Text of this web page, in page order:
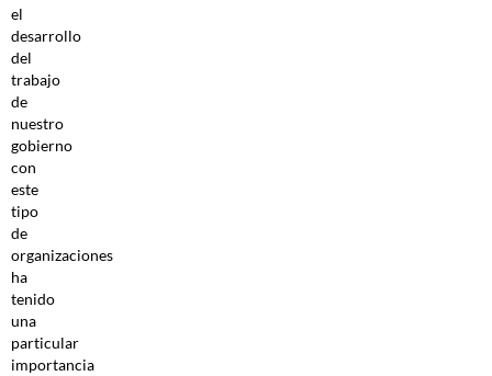
el
desarrollo
del
trabajo
de
nuestro
gobierno
con
este
tipo
de
organizaciones
ha
tenido
una
particular
importancia